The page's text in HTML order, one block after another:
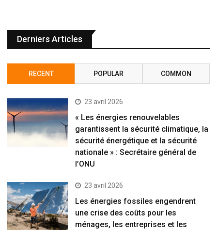
Derniers Articles
RECENT POPULAR COMMON
23 avril 2026
« Les énergies renouvelables
garantissent la sécurité climatique, la
sécurité énergétique et la sécurité
nationale » : Secrétaire général de
l’ONU
23 avril 2026
Les énergies fossiles engendrent
une crise des coûts pour les
ménages, les entreprises et les